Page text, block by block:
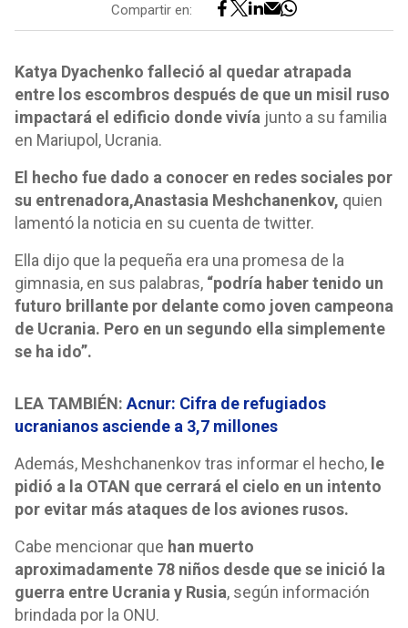
Compartir en:
Katya Dyachenko falleció al quedar atrapada
entre los escombros después de que un misil ruso
impactará el edificio donde vivía junto a su familia
en Mariupol, Ucrania.
El hecho fue dado a conocer en redes sociales por
su entrenadora,Anastasia Meshchanenkov, quien
lamentó la noticia en su cuenta de twitter.
Ella dijo que la pequeña era una promesa de la
gimnasia, en sus palabras, “podría haber tenido un
futuro brillante por delante como joven campeona
de Ucrania. Pero en un segundo ella simplemente
se ha ido”.
LEA TAMBIÉN: Acnur: Cifra de refugiados
ucranianos asciende a 3,7 millones
Además, Meshchanenkov tras informar el hecho, le
pidió a la OTAN que cerrará el cielo en un intento
por evitar más ataques de los aviones rusos.
Cabe mencionar que han muerto
aproximadamente 78 niños desde que se inició la
guerra entre Ucrania y Rusia, según información
brindada por la ONU.